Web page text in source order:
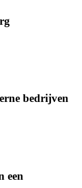
bedrijven
een